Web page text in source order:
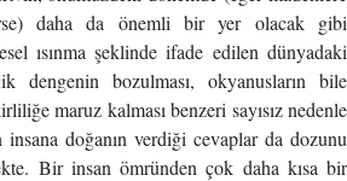
daha da önemli bir yer olacak gibi
ısınma şeklinde ifade edilen dünyadaki
dengenin bozulması, okyanusların bile
maruz kalması benzeri sayısız nedenle
insana doğanın verdiği cevaplar da dozunu
Bir insan ömründen çok daha kısa bir